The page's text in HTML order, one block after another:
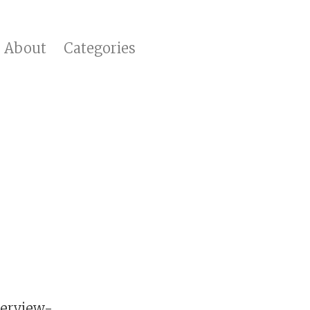
About Categories